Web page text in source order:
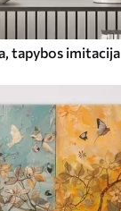
tapybos imitacija